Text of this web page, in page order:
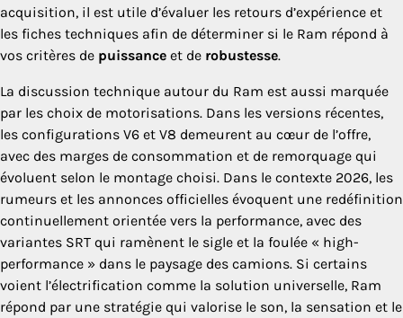
acquisition, il est utile d’évaluer les retours d’expérience et
les fiches techniques afin de déterminer si le Ram répond à
vos critères de puissance et de robustesse.
La discussion technique autour du Ram est aussi marquée
par les choix de motorisations. Dans les versions récentes,
les configurations V6 et V8 demeurent au cœur de l’offre,
avec des marges de consommation et de remorquage qui
évoluent selon le montage choisi. Dans le contexte 2026, les
rumeurs et les annonces officielles évoquent une redéfinition
continuellement orientée vers la performance, avec des
variantes SRT qui ramènent le sigle et la foulée « high-
performance » dans le paysage des camions. Si certains
voient l’électrification comme la solution universelle, Ram
répond par une stratégie qui valorise le son, la sensation et le